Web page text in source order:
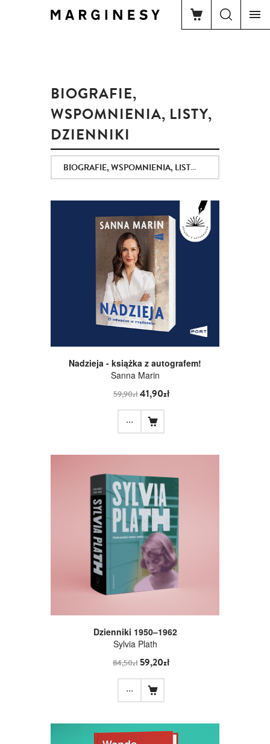
BIOGRAFIE,
WSPOMNIENIA, LISTY,
DZIENNIKI
BIOGRAFIE, WSPOMNIENIA, LISTY, DZIENNIKI
Nadzieja - książka z autografem!
Sanna Marin
59,90zł41,90zł
...
Dzienniki 1950–1962
Sylvia Plath
84,50zł59,20zł
...